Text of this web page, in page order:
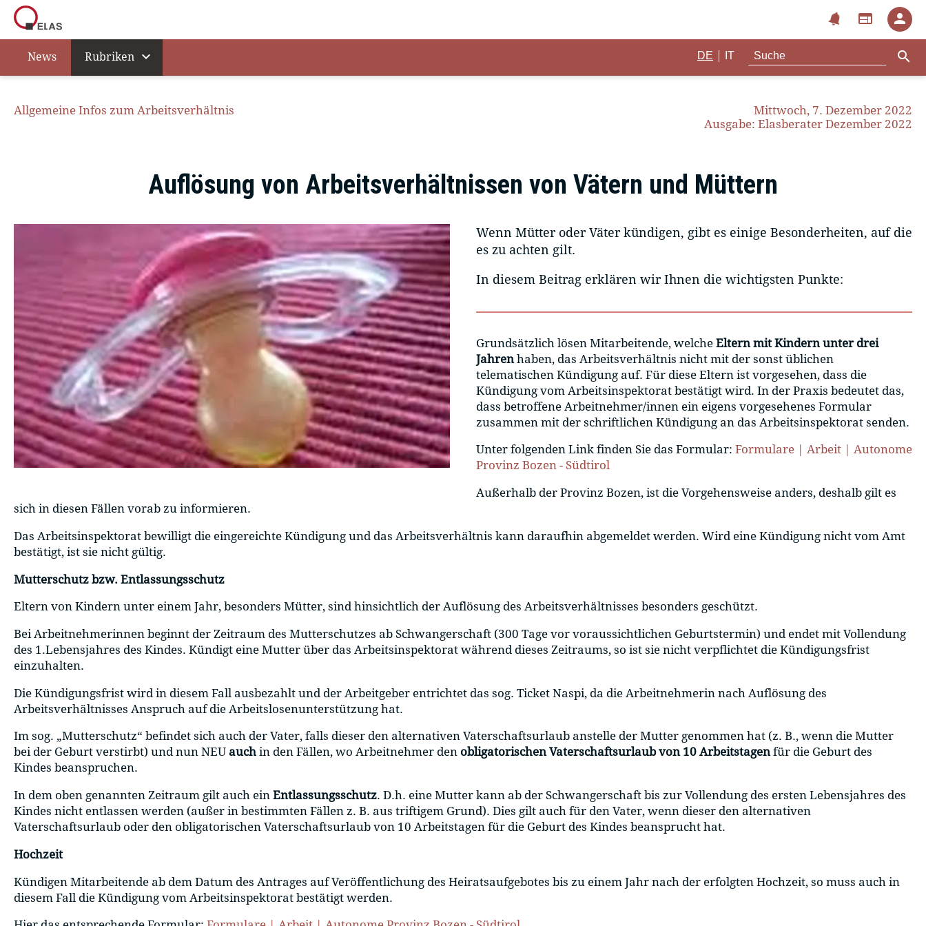
notifications web person
News Rubriken expand_more DE IT search
Allgemeine Infos zum Arbeitsverhältnis
Mittwoch, 7. Dezember 2022
Ausgabe: Elasberater Dezember 2022
Auflösung von Arbeitsverhältnissen von Vätern und Müttern
Wenn Mütter oder Väter kündigen, gibt es einige Besonderheiten, auf die
es zu achten gilt.
In diesem Beitrag erklären wir Ihnen die wichtigsten Punkte:
Grundsätzlich lösen Mitarbeitende, welche Eltern mit Kindern unter drei
Jahren haben, das Arbeitsverhältnis nicht mit der sonst üblichen
telematischen Kündigung auf. Für diese Eltern ist vorgesehen, dass die
Kündigung vom Arbeitsinspektorat bestätigt wird. In der Praxis bedeutet das,
dass betroffene Arbeitnehmer/innen ein eigens vorgesehenes Formular
zusammen mit der schriftlichen Kündigung an das Arbeitsinspektorat senden.
Unter folgenden Link finden Sie das Formular: Formulare | Arbeit | Autonome
Provinz Bozen - Südtirol
Außerhalb der Provinz Bozen, ist die Vorgehensweise anders, deshalb gilt es
sich in diesen Fällen vorab zu informieren.
Das Arbeitsinspektorat bewilligt die eingereichte Kündigung und das Arbeitsverhältnis kann daraufhin abgemeldet werden. Wird eine Kündigung nicht vom Amt
bestätigt, ist sie nicht gültig.
Mutterschutz bzw. Entlassungsschutz
Eltern von Kindern unter einem Jahr, besonders Mütter, sind hinsichtlich der Auflösung des Arbeitsverhältnisses besonders geschützt.
Bei Arbeitnehmerinnen beginnt der Zeitraum des Mutterschutzes ab Schwangerschaft (300 Tage vor voraussichtlichen Geburtstermin) und endet mit Vollendung
des 1.Lebensjahres des Kindes. Kündigt eine Mutter über das Arbeitsinspektorat während dieses Zeitraums, so ist sie nicht verpflichtet die Kündigungsfrist
einzuhalten.
Die Kündigungsfrist wird in diesem Fall ausbezahlt und der Arbeitgeber entrichtet das sog. Ticket Naspi, da die Arbeitnehmerin nach Auflösung des
Arbeitsverhältnisses Anspruch auf die Arbeitslosenunterstützung hat.
Im sog. „Mutterschutz“ befindet sich auch der Vater, falls dieser den alternativen Vaterschaftsurlaub anstelle der Mutter genommen hat (z. B., wenn die Mutter
bei der Geburt verstirbt) und nun NEU auch in den Fällen, wo Arbeitnehmer den obligatorischen Vaterschaftsurlaub von 10 Arbeitstagenfür die Geburt des
Kindes beanspruchen.
In dem oben genannten Zeitraum gilt auch ein Entlassungsschutz. D.h. eine Mutter kann ab der Schwangerschaft bis zur Vollendung des ersten Lebensjahres des
Kindes nicht entlassen werden (außer in bestimmten Fällen z. B. aus triftigem Grund). Dies gilt auch für den Vater, wenn dieser den alternativen
Vaterschaftsurlaub oder den obligatorischen Vaterschaftsurlaub von 10 Arbeitstagen für die Geburt des Kindes beansprucht hat.
Hochzeit
Kündigen Mitarbeitende ab dem Datum des Antrages auf Veröffentlichung des Heiratsaufgebotes bis zu einem Jahr nach der erfolgten Hochzeit, so muss auch in
diesem Fall die Kündigung vom Arbeitsinspektorat bestätigt werden.